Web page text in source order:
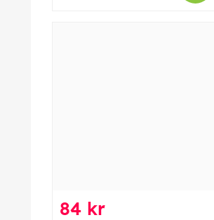
84 kr